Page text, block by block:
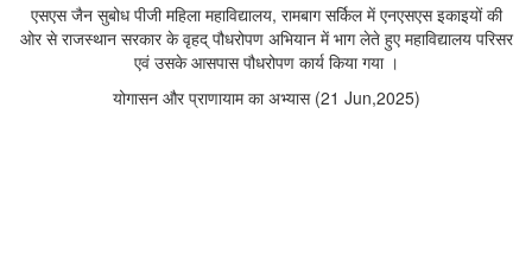
एसएस जैन सुबोध पीजी महिला महाविद्यालय, रामबाग सर्किल में एनएसएस इकाइयों की
ओर से राजस्थान सरकार के वृहद् पौधरोपण अभियान में भाग लेते हुए महाविद्यालय परिसर
एवं उसके आसपास पौधरोपण कार्य किया गया ।
योगासन और प्राणायाम का अभ्यास (21 Jun,2025)